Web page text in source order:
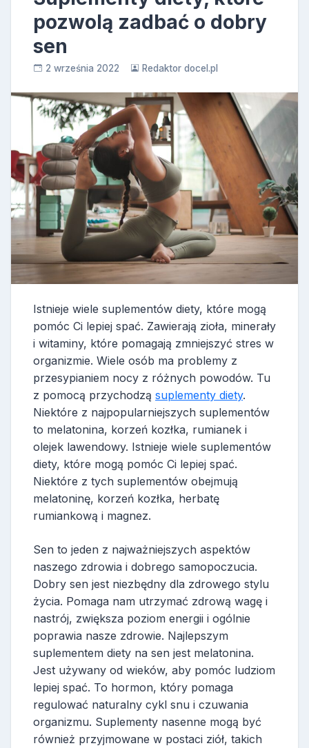
pozwolą zadbać o dobry
sen
2 września 2022 Redaktor docel.pl
Istnieje wiele suplementów diety, które mogą
pomóc Ci lepiej spać. Zawierają zioła, minerały
i witaminy, które pomagają zmniejszyć stres w
organizmie. Wiele osób ma problemy z
przesypianiem nocy z różnych powodów. Tu
z pomocą przychodzą suplementy diety.
Niektóre z najpopularniejszych suplementów
to melatonina, korzeń kozłka, rumianek i
olejek lawendowy. Istnieje wiele suplementów
diety, które mogą pomóc Ci lepiej spać.
Niektóre z tych suplementów obejmują
melatoninę, korzeń kozłka, herbatę
rumiankową i magnez.
Sen to jeden z najważniejszych aspektów
naszego zdrowia i dobrego samopoczucia.
Dobry sen jest niezbędny dla zdrowego stylu
życia. Pomaga nam utrzymać zdrową wagę i
nastrój, zwiększa poziom energii i ogólnie
poprawia nasze zdrowie. Najlepszym
suplementem diety na sen jest melatonina.
Jest używany od wieków, aby pomóc ludziom
lepiej spać. To hormon, który pomaga
regulować naturalny cykl snu i czuwania
organizmu. Suplementy nasenne mogą być
również przyjmowane w postaci ziół, takich